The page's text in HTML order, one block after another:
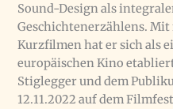
Sound-Design als
Geschichtenerzählens.
Kurzfilmen hat er sich als
europäischen Kino
Stiglegger und dem
12.11.2022 auf dem